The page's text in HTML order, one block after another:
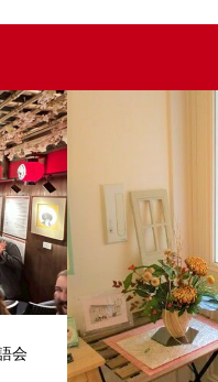
春の大阪国際大学